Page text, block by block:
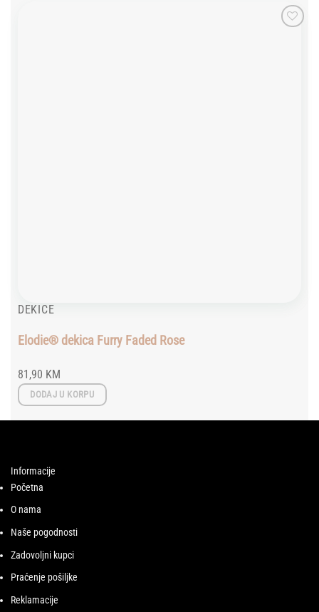
DEKICE
Elodie® dekica Furry Faded Rose
81,90 KM
DODAJ U KORPU
Informacije
Početna
O nama
Naše pogodnosti
Zadovoljni kupci
Praćenje pošiljke
Reklamacije